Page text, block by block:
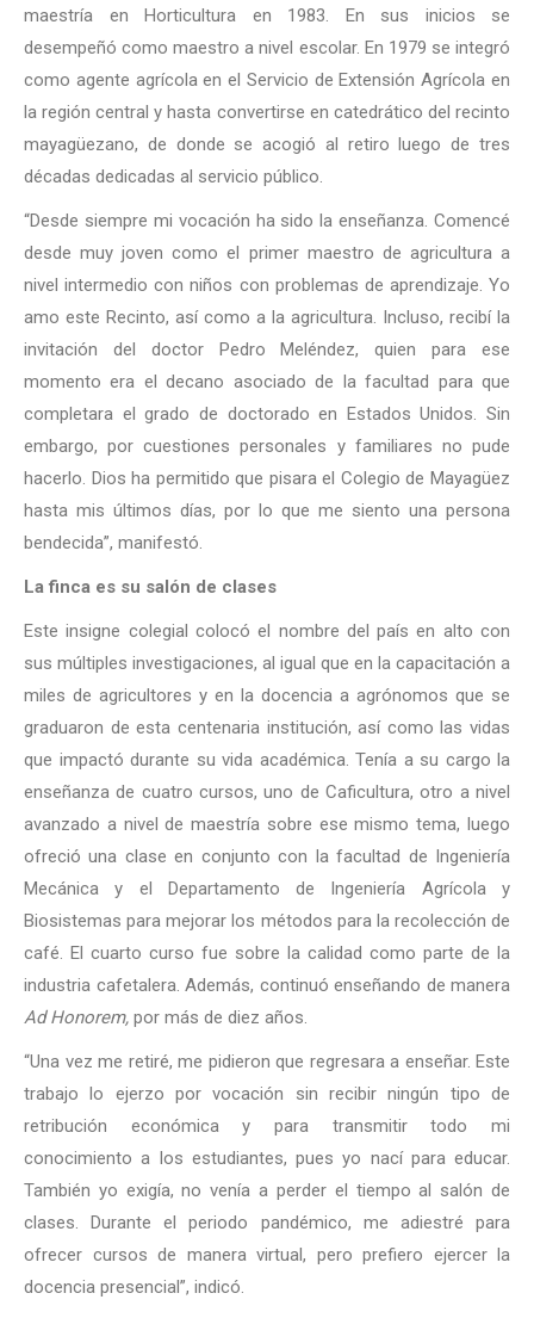
maestría en Horticultura en 1983. En sus inicios se
desempeñó como maestro a nivel escolar. En 1979 se integró
como agente agrícola en el Servicio de Extensión Agrícola en
la región central y hasta convertirse en catedrático del recinto
mayagüezano, de donde se acogió al retiro luego de tres
décadas dedicadas al servicio público.
“Desde siempre mi vocación ha sido la enseñanza. Comencé
desde muy joven como el primer maestro de agricultura a
nivel intermedio con niños con problemas de aprendizaje. Yo
amo este Recinto, así como a la agricultura. Incluso, recibí la
invitación del doctor Pedro Meléndez, quien para ese
momento era el decano asociado de la facultad para que
completara el grado de doctorado en Estados Unidos. Sin
embargo, por cuestiones personales y familiares no pude
hacerlo. Dios ha permitido que pisara el Colegio de Mayagüez
hasta mis últimos días, por lo que me siento una persona
bendecida”, manifestó.
La finca es su salón de clases
Este insigne colegial colocó el nombre del país en alto con
sus múltiples investigaciones, al igual que en la capacitación a
miles de agricultores y en la docencia a agrónomos que se
graduaron de esta centenaria institución, así como las vidas
que impactó durante su vida académica. Tenía a su cargo la
enseñanza de cuatro cursos, uno de Caficultura, otro a nivel
avanzado a nivel de maestría sobre ese mismo tema, luego
ofreció una clase en conjunto con la facultad de Ingeniería
Mecánica y el Departamento de Ingeniería Agrícola y
Biosistemas para mejorar los métodos para la recolección de
café. El cuarto curso fue sobre la calidad como parte de la
industria cafetalera. Además, continuó enseñando de manera
Ad Honorem, por más de diez años.
“Una vez me retiré, me pidieron que regresara a enseñar. Este
trabajo lo ejerzo por vocación sin recibir ningún tipo de
retribución económica y para transmitir todo mi
conocimiento a los estudiantes, pues yo nací para educar.
También yo exigía, no venía a perder el tiempo al salón de
clases. Durante el periodo pandémico, me adiestré para
ofrecer cursos de manera virtual, pero prefiero ejercer la
docencia presencial”, indicó.